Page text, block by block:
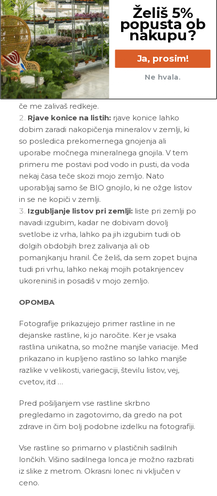
tonikain vode.
Pogoste težave
Gnitje:če stojim v zemlji, ki je konstantno
mokra, bom reagirala z gnitjem korenin. V tem
primeru mi poreži nagnite korenine in me
presadi v svežo in zračno zemljo. Zmanjšaj
pogostost zalivanja, saj bom utrpela manj škode,
če me zalivaš redkeje.
Rjave konice na listih: rjave konice lahko
dobim zaradi nakopičenja mineralov v zemlji, ki
so posledica prekomernega gnojenja ali
uporabe močnega mineralnega gnojila. V tem
primeru me postavi pod vodo in pusti, da voda
nekaj časa teče skozi mojo zemljo. Nato
uporabljaj samo še BIO gnojilo, ki ne ožge listov
in se ne kopiči v zemlji.
Izgubljanje listov pri zemlji:liste pri zemlji po
navadi izgubim, kadar ne dobivam dovolj
svetlobe iz vrha, lahko pa jih izgubim tudi ob
dolgih obdobjih brez zalivanja ali ob
pomanjkanju hranil. Če želiš, da sem zopet bujna
tudi pri vrhu, lahko nekaj mojih potaknjencev
ukoreniniš in posadiš v mojo zemljo.
OPOMBA
Fotografije prikazujejo primer rastline in ne
dejanske rastline, ki jo naročite. Ker je vsaka
rastlina unikatna, so možne manjše variacije. Med
prikazano in kupljeno rastlino so lahko manjše
razlike v velikosti, variegaciji, številu listov, vej,
cvetov, itd …
Pred pošiljanjem vse rastline skrbno
pregledamo in zagotovimo, da gredo na pot
zdrave in čim bolj podobne izdelku na fotografiji.
Vse rastline so primarno v plastičnih sadilnih
lončkih. Višino sadilnega lonca je možno razbrati
iz slike z metrom. Okrasni lonec ni vključen v
ceno.
Želiš 5%
popusta ob
nakupu?
Ja, prosim!
Ne hvala.